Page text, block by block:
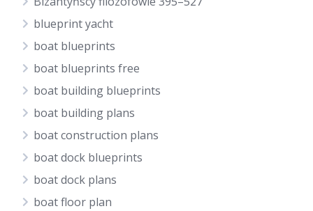
blueprint yacht
boat blueprints
boat blueprints free
boat building blueprints
boat building plans
boat construction plans
boat dock blueprints
boat dock plans
boat floor plan